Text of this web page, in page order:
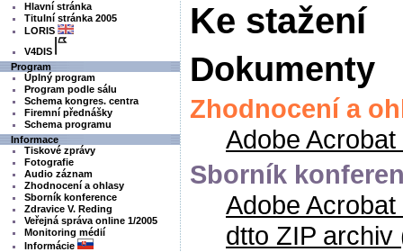
Hlavní stránka
Titulní stránka 2005
LORIS
V4DIS
Program
Úplný program
Program podle sálu
Schema kongres. centra
Firemní přednášky
Schema programu
Informace
Tiskové zprávy
Fotografie
Audio záznam
Zhodnocení a ohlasy
Sborník konference
Zdravice V. Reding
Veřejná správa online 1/2005
Monitoring médií
Informácie
Ke stažení
Dokumenty
Zhodnocení a
Adobe
Sborník
Adobe
dtto ZIP archiv